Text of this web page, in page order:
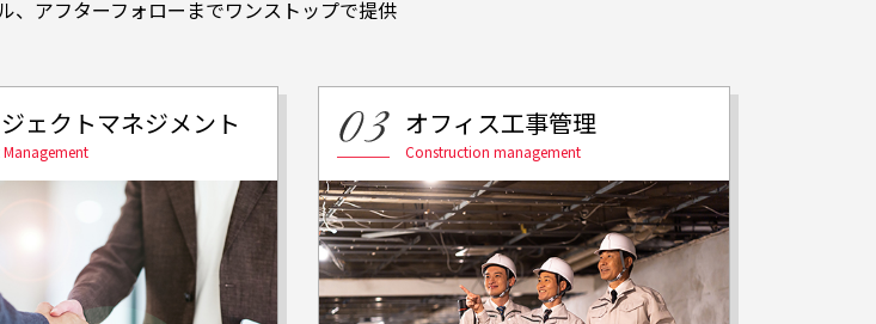
アフターフォローまでワンストップで提供
ェクトマネジメント オフィス工事管理